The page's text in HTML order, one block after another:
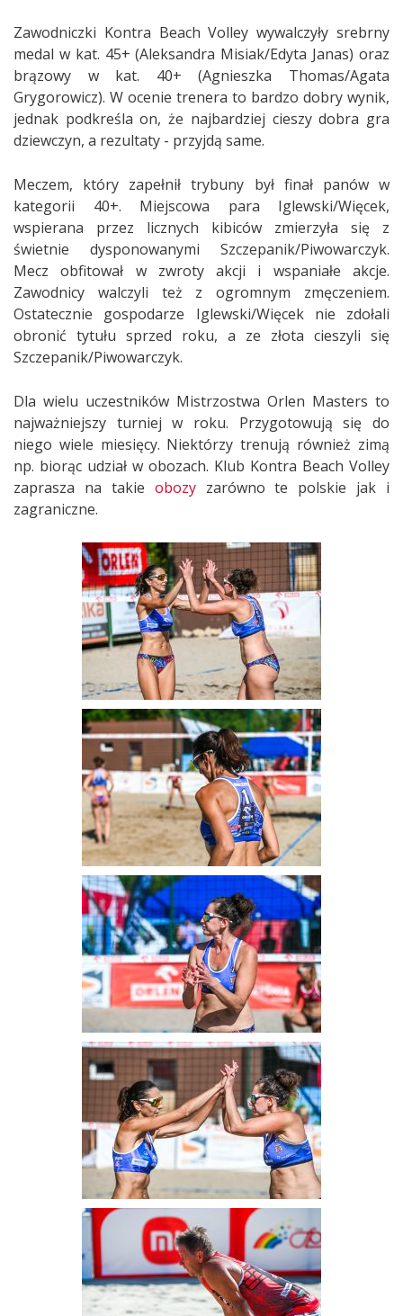
Zawodniczki Kontra Beach Volley wywalczyły srebrny
medal w kat. 45+ (Aleksandra Misiak/Edyta Janas) oraz
brązowy w kat. 40+ (Agnieszka Thomas/Agata
Grygorowicz). W ocenie trenera to bardzo dobry wynik,
jednak podkreśla on, że najbardziej cieszy dobra gra
dziewczyn, a rezultaty - przyjdą same.
Meczem, który zapełnił trybuny był finał panów w
kategorii 40+. Miejscowa para Iglewski/Więcek,
wspierana przez licznych kibiców zmierzyła się z
świetnie dysponowanymi Szczepanik/Piwowarczyk.
Mecz obfitował w zwroty akcji i wspaniałe akcje.
Zawodnicy walczyli też z ogromnym zmęczeniem.
Ostatecznie gospodarze Iglewski/Więcek nie zdołali
obronić tytułu sprzed roku, a ze złota cieszyli się
Szczepanik/Piwowarczyk.
Dla wielu uczestników Mistrzostwa Orlen Masters to
najważniejszy turniej w roku. Przygotowują się do
niego wiele miesięcy. Niektórzy trenują również zimą
np. biorąc udział w obozach. Klub Kontra Beach Volley
zaprasza na takie obozyzarówno te polskie jak i
zagraniczne.